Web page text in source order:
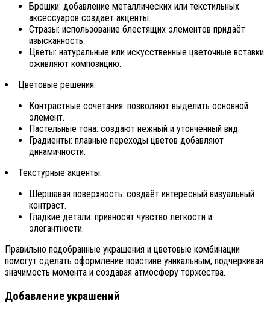
Брошки: добавление металлических или текстильных
аксессуаров создаёт акценты.
Стразы: использование блестящих элементов придаёт
изысканность.
Цветы: натуральные или искусственные цветочные вставки
оживляют композицию.
Цветовые решения:
Контрастные сочетания: позволяют выделить основной
элемент.
Пастельные тона: создают нежный и утончённый вид.
Градиенты: плавные переходы цветов добавляют
динамичности.
Текстурные акценты:
Шершавая поверхность: создаёт интересный визуальный
контраст.
Гладкие детали: привносят чувство легкости и
элегантности.
Правильно подобранные украшения и цветовые комбинации
помогут сделать оформление поистине уникальным, подчеркивая
значимость момента и создавая атмосферу торжества.
Добавление украшений